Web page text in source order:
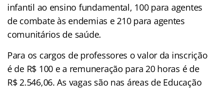
infantil ao ensino fundamental, 100 para agentes
de combate às endemias e 210 para agentes
comunitários de saúde.
Para os cargos de professores o valor da inscrição
é de R$ 100 e a remuneração para 20 horas é de
R$ 2.546,06. As vagas são nas áreas de Educação